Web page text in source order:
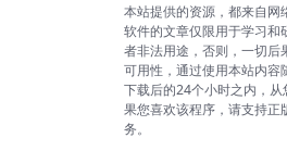
本站提供的资源，都来自网
软件的文章仅限用于学习和
者非法用途，否则，一切后
可用性，通过使用本站内容
下载后的24个小时之内，
果您喜欢该程序，请支持正
务。